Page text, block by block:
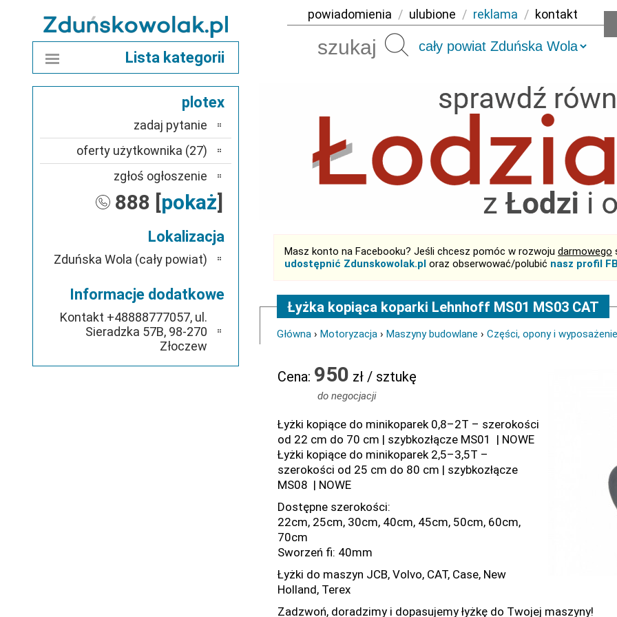
powiadomienia / ulubione / reklama / kontakt
Szukaj
Masz konto na Facebooku? Jeśli chcesz pomóc w rozwoju darmowego
udostępnić Zdunskowolak.pl oraz obserwować/polubić nasz profil
Łyżka kopiąca koparki Lehnhoff MS01 MS03 CAT
Główna › Motoryzacja › Maszyny budowlane › Części, opony i wyposażenie
Cena: 950 zł / sztukę
do negocjacji
Łyżki kopiące do minikoparek 0,8–2T – szerokości
od 22 cm do 70 cm | szybkozłącze MS01 | NOWE
Łyżki kopiące do minikoparek 2,5–3,5T –
szerokości od 25 cm do 80 cm | szybkozłącze
MS08 | NOWE
Dostępne szerokości:
22cm, 25cm, 30cm, 40cm, 45cm, 50cm, 60cm,
70cm
Sworzeń fi: 40mm
Łyżki do maszyn JCB, Volvo, CAT, Case, New
Holland, Terex
Zadzwoń, doradzimy i dopasujemy łyżkę do Twojej maszyny!
Lista kategorii
plotex
zadaj pytanie
oferty użytkownika (27)
zgłoś ogłoszenie
888 [pokaż]
Lokalizacja
Zduńska Wola (cały powiat)
Informacje dodatkowe
Kontakt +48888777057, ul.
Sieradzka 57B, 98-270
Złoczew